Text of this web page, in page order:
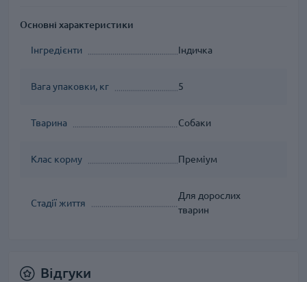
Основні характеристики
Інгредієнти Індичка
Вага упаковки, кг 5
Тварина Собаки
Клас корму Преміум
Стадії життя
Для дорослих
тварин
Відгуки